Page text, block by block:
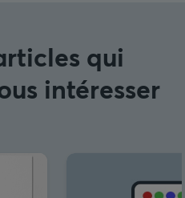
qui
intéresser